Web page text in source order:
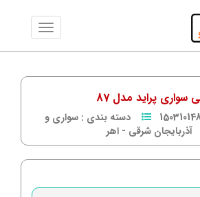
پراید مدل 87
دسته بندی : سواری و
آذربایجان شرقی - اهر